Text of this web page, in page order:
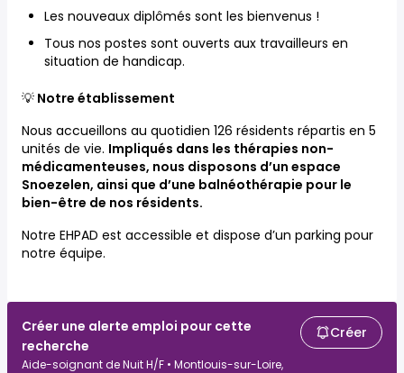
Les nouveaux diplômés sont les bienvenus !
Tous nos postes sont ouverts aux travailleurs en
situation de handicap.
💡 Notre établissement
Nous accueillons au quotidien 126 résidents répartis en 5
unités de vie. Impliqués dans les thérapies non-
médicamenteuses, nous disposons d’un espace
Snoezelen, ainsi que d’une balnéothérapie pour le
bien-être de nos résidents.
Notre EHPAD est accessible et dispose d’un parking pour
notre équipe.
Créer une alerte emploi pour cette
recherche
Aide-soignant de Nuit H/F • Montlouis-sur-Loire,
Créer